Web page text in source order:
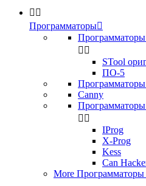
 
Программаторы
 
STool
ПО-5
Canny
 
IProg
X-Prog
Kess
Can
More Программаторы